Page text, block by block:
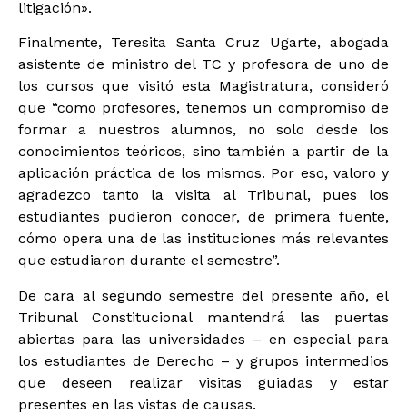
litigación».
Finalmente, Teresita Santa Cruz Ugarte, abogada
asistente de ministro del TC y profesora de uno de
los cursos que visitó esta Magistratura, consideró
que “como profesores, tenemos un compromiso de
formar a nuestros alumnos, no solo desde los
conocimientos teóricos, sino también a partir de la
aplicación práctica de los mismos. Por eso, valoro y
agradezco tanto la visita al Tribunal, pues los
estudiantes pudieron conocer, de primera fuente,
cómo opera una de las instituciones más relevantes
que estudiaron durante el semestre”.
De cara al segundo semestre del presente año, el
Tribunal Constitucional mantendrá las puertas
abiertas para las universidades – en especial para
los estudiantes de Derecho – y grupos intermedios
que deseen realizar visitas guiadas y estar
presentes en las vistas de causas.